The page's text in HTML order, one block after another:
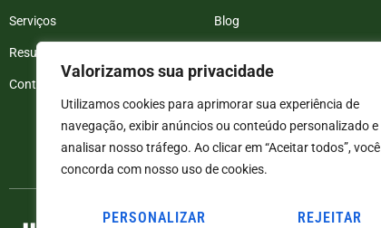
Valorizamos sua privacidade
Utilizamos cookies para aprimorar sua experiência de
navegação, exibir anúncios ou conteúdo personalizado e
analisar nosso tráfego. Ao clicar em “Aceitar todos”, você
concorda com nosso uso de cookies.
PERSONALIZAR REJEITAR
Serviços
Resultados de exames
Contato
Blog